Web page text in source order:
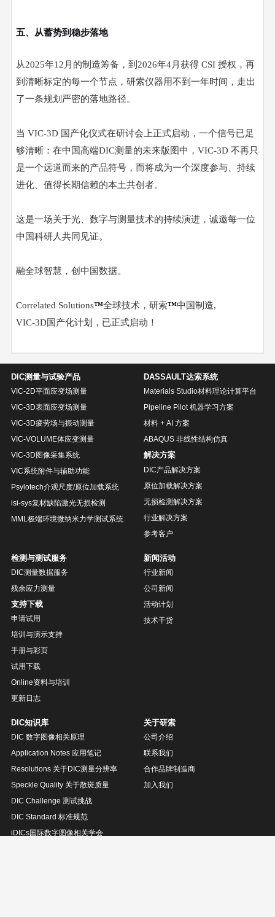
五、从蓄势到稳步落地
从2025年12月的制造筹备，到2026年4月获得 CSI 授权，再
到清晰标定的每一个节点，研索仪器用不到一年时间，走出
了一条规划严密的落地路径。
当 VIC-3D 国产化仪式在研讨会上正式启动，一个信号已足
够清晰：在中国高端DIC测量的未来版图中，VIC-3D 不再只
是一个远道而来的产品符号，而将成为一个深度参与、持续
进化、值得长期信赖的本土共创者。
这是一场关于光、数字与测量技术的持续演进，诚邀每一位
中国科研人共同见证。
融全球智慧，创中国数据。
Correlated Solutions™全球技术，研索™中国制造,
VIC-3D国产化计划，已正式启动！
DIC测量与试验产品
VIC-2D平面应变场测量
VIC-3D表面应变场测量
VIC-3D疲劳场与振动测量
VIC-VOLUME体应变测量
VIC-3D图像采集系统
VIC系统附件与辅助功能
Psylotech介观尺度/原位加载系统
isi-sys复材缺陷激光无损检测
MML极端环境微纳米力学测试系统
DASSAULT达索系统
Materials Studio材料理论计算平台
Pipeline Pilot 机器学习方案
材料 + AI 方案
ABAQUS 非线性结构仿真
解决方案
DIC产品解决方案
原位加载解决方案
无损检测解决方案
行业解决方案
参考客户
检测与测试服务
DIC测量数据服务
残余应力测量
支持下载
申请试用
培训与演示支持
手册与彩页
试用下载
Online资料与培训
更新日志
新闻活动
行业新闻
公司新闻
活动计划
技术干货
DIC知识库
DIC 数字图像相关原理
Application Notes 应用笔记
Resolutions 关于DIC测量分辨率
Speckle Quality 关于散斑质量
DIC Challenge 测试挑战
DIC Standard 标准规范
iDICs国际数字图像相关学会
关于研索
公司介绍
联系我们
合作品牌制造商
加入我们